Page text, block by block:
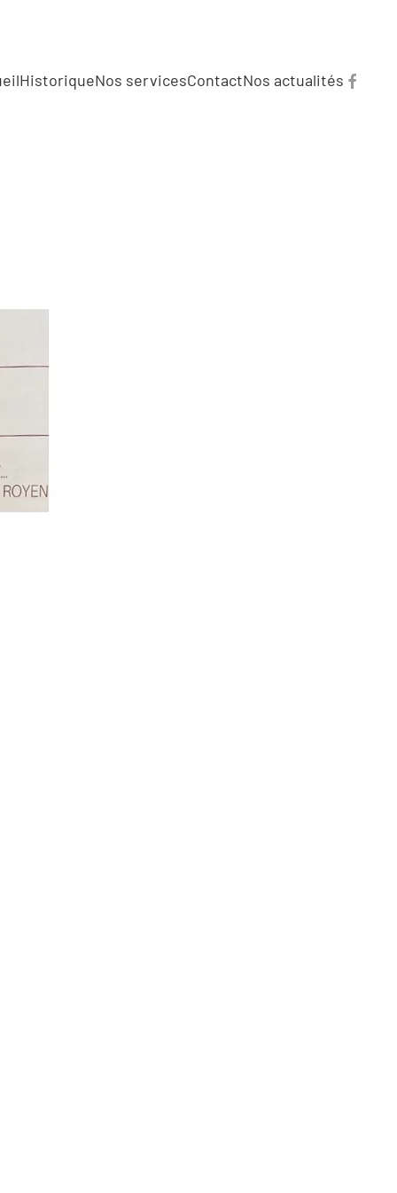
HistoriqueNos servicesContactNos actualités